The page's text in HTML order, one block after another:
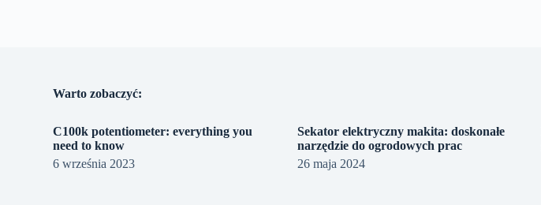
Warto zobaczyć:
C100k potentiometer: everything you
need to know
6 września 2023
Sekator elektryczny makita: doskonałe
narzędzie do ogrodowych prac
26 maja 2024